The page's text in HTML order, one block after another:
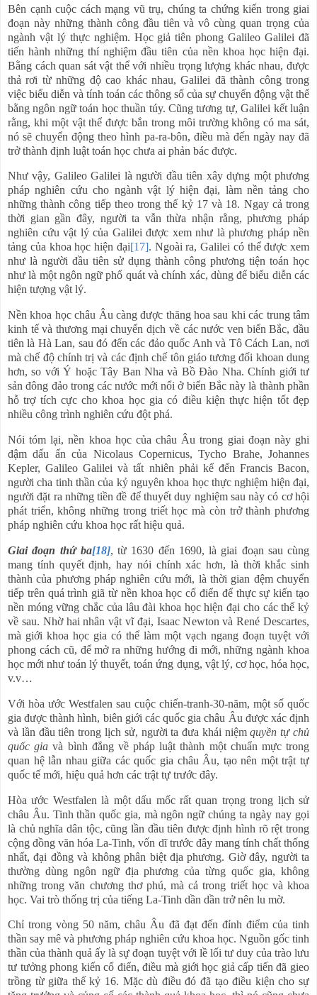
Bên cạnh cuộc cách mạng vũ trụ, chúng ta chứng kiến trong giai
đoạn này những thành công đầu tiên và vô cùng quan trọng của
ngành vật lý thực nghiệm. Học giả tiên phong Galileo Galilei đã
tiến hành những thí nghiệm đầu tiên của nền khoa học hiện đại.
Bằng cách quan sát vật thể với nhiều trọng lượng khác nhau, được
thả rơi từ những độ cao khác nhau, Galilei đã thành công trong
việc biểu diễn và tính toán các thông số của sự chuyển động vật thể
bằng ngôn ngữ toán học thuần túy. Cũng tương tự, Galilei kết luận
rằng, khi một vật thể được bắn trong môi trường không có ma sát,
nó sẽ chuyển động theo hình pa-ra-bôn, điều mà đến ngày nay đã
trở thành định luật toán học chưa ai phản bác được.
Như vậy, Galileo Galilei là người đầu tiên xây dựng một phương
pháp nghiên cứu cho ngành vật lý hiện đại, làm nền tảng cho
những thành công tiếp theo trong thế kỷ 17 và 18. Ngay cả trong
thời gian gần đây, người ta vẫn thừa nhận rằng, phương pháp
nghiên cứu vật lý của Galilei được xem như là phương pháp nền
tảng của khoa học hiện đại[17]. Ngoài ra, Galilei có thể được xem
như là người đầu tiên sử dụng thành công phương tiện toán học
như là một ngôn ngữ phổ quát và chính xác, dùng để biểu diễn các
hiện tượng vật lý.
Nền khoa học châu Âu càng được thăng hoa sau khi các trung tâm
kinh tế và thương mại chuyển dịch về các nước ven biển Bắc, đầu
tiên là Hà Lan, sau đó đến các đảo quốc Anh và Tô Cách Lan, nơi
mà chế độ chính trị và các định chế tôn giáo tương đối khoan dung
hơn, so với Ý hoặc Tây Ban Nha và Bồ Đào Nha. Chính giới tư
sản đông đảo trong các nước mới nổi ở biển Bắc này là thành phần
hỗ trợ tích cực cho khoa học gia có điều kiện thực hiện tốt đẹp
nhiều công trình nghiên cứu đột phá.
Nói tóm lại, nền khoa học của châu Âu trong giai đoạn này ghi
đậm dấu ấn của Nicolaus Copernicus, Tycho Brahe, Johannes
Kepler, Galileo Galilei và tất nhiên phải kể đến Francis Bacon,
người cha tinh thần của kỷ nguyên khoa học thực nghiệm hiện đại,
người đặt ra những tiền đề để thuyết duy nghiệm sau này có cơ hội
phát triển, không những trong triết học mà còn trở thành phương
pháp nghiên cứu khoa học rất hiệu quả.
Giai đoạn thứ ba[18], từ 1630 đến 1690, là giai đoạn sau cùng
mang tính quyết định, hay nói chính xác hơn, là thời khắc sinh
thành của phương pháp nghiên cứu mới, là thời gian đệm chuyển
tiếp trên quá trình giã từ nền khoa học cổ điển để thực sự kiến tạo
nền móng vững chắc của lâu đài khoa học hiện đại cho các thế kỷ
về sau. Nhờ hai nhân vật vĩ đại, Isaac Newton và René Descartes,
mà giới khoa học gia có thể làm một vạch ngang đoạn tuyệt với
phong cách cũ, để mở ra những hướng đi mới, những ngành khoa
học mới như toán lý thuyết, toán ứng dụng, vật lý, cơ học, hóa học,
v.v…
Với hòa ước Westfalen sau cuộc chiến-tranh-30-năm, một số quốc
gia được thành hình, biên giới các quốc gia châu Âu được xác định
và lần đầu tiên trong lịch sử, người ta đưa khái niệmquyền tự chủ
quốc gia và bình đẳng về pháp luật thành một chuẩn mực trong
quan hệ lẫn nhau giữa các quốc gia châu Âu, tạo nên một trật tự
quốc tế mới, hiệu quả hơn các trật tự trước đây.
Hòa ước Westfalen là một dấu mốc rất quan trọng trong lịch sử
châu Âu. Tinh thần quốc gia, mà ngôn ngữ chúng ta ngày nay gọi
là chủ nghĩa dân tộc, cũng lần đầu tiên được định hình rõ rệt trong
cộng đồng văn hóa La-Tinh, vốn dĩ trước đây mang tính chất thống
nhất, đại đồng và không phân biệt địa phương. Giờ đây, người ta
thường dùng ngôn ngữ địa phương của từng quốc gia, không
những trong văn chương thơ phú, mà cả trong triết học và khoa
học. Vai trò thống trị của tiếng La-Tinh dần dần trở nên lu mờ.
Chỉ trong vòng 50 năm, châu Âu đã đạt đến đỉnh điểm của tinh
thần say mê và phương pháp nghiên cứu khoa học. Nguồn gốc tinh
thần của thành quả ấy là sự đoạn tuyệt với lề lối tư duy của trào lưu
tư tưởng phong kiến cổ điển, điều mà giới học giả cấp tiến đã gieo
trồng từ giữa thế kỷ 16. Mặc dù điều đó đã tạo điều kiện cho sự